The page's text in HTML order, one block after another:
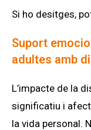
Si ho desitges,
Suport
adultes amb
L’impacte de la
significatiu i
la vida personal.